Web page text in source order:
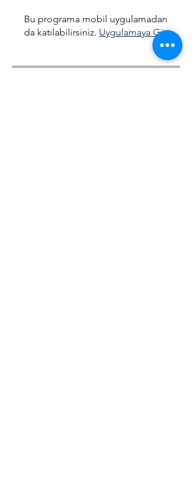
Bu programa mobil uygulamadan
da katılabilirsiniz. Uygulamaya Git